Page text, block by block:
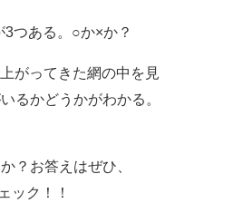
3つある。○か×か？
がってきた網の中を見
るかどうかがわかる。
？ お答えはぜひ、
ック！！